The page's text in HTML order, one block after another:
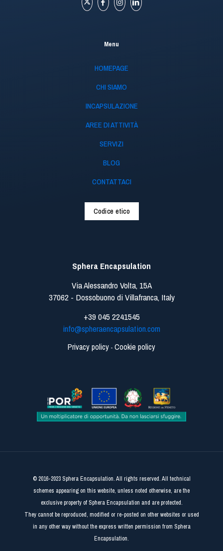
Menu
HOMEPAGE
CHI SIAMO
INCAPSULAZIONE
AREE DI ATTIVITÀ
SERVIZI
BLOG
CONTATTACI
Codice etico
Sphera Encapsulation
Via Alessandro Volta, 15A
37062 - Dossobuono di Villafranca, Italy
+39 045 2241545
info@spheraencapsulation.com
Privacy policy - Cookie policy
© 2016-2023 Sphera Encapsulation. All rights reserved. All technical
schemes appearing on this website, unless noted otherwise, are the
exclusive property of Sphera Encapsulation and are protected.
They cannot be reproduced, modified or re-posted on other websites or used
in any other way without the express written permission from Sphera
Encapsulation.